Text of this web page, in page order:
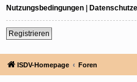
Nutzungsbedingungen |
Registrieren
ISDV-Homepage Foren